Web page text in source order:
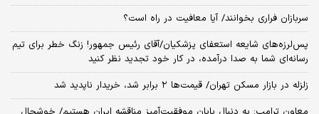
سربازان فراری بخوانند/ آیا معافیت در راه است؟
پس‌لرزه‌های شایعه استعفای پزشکیان/آقای رئیس جمهور! زنگ خطر برای تیم
رسانه‌ای شما به صدا درآمده، در کار خود تجدید نظر کنید
زلزله در بازار مسکن تهران/ قیمت‌ها ۲ برابر شد، خریدار ناپدید شد